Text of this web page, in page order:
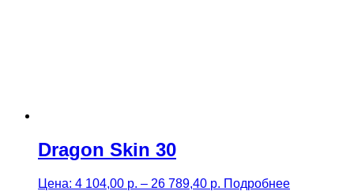
Dragon Skin 30
Цена: 4 104,00 р. – 26 789,40 р. Price
Подробнее